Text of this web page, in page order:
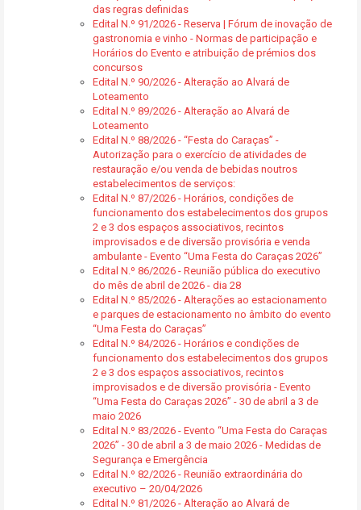
das regras definidas
Edital N.º 91/2026 - Reserva | Fórum de inovação de
gastronomia e vinho - Normas de participação e
Horários do Evento e atribuição de prémios dos
concursos
Edital N.º 90/2026 - Alteração ao Alvará de
Loteamento
Edital N.º 89/2026 - Alteração ao Alvará de
Loteamento
Edital N.º 88/2026 - “Festa do Caraças” -
Autorização para o exercício de atividades de
restauração e/ou venda de bebidas noutros
estabelecimentos de serviços:
Edital N.º 87/2026 - Horários, condições de
funcionamento dos estabelecimentos dos grupos
2 e 3 dos espaços associativos, recintos
improvisados e de diversão provisória e venda
ambulante - Evento “Uma Festa do Caraças 2026”
Edital N.º 86/2026 - Reunião pública do executivo
do mês de abril de 2026 - dia 28
Edital N.º 85/2026 - Alterações ao estacionamento
e parques de estacionamento no âmbito do evento
“Uma Festa do Caraças”
Edital N.º 84/2026 - Horários e condições de
funcionamento dos estabelecimentos dos grupos
2 e 3 dos espaços associativos, recintos
improvisados e de diversão provisória - Evento
“Uma Festa do Caraças 2026” - 30 de abril a 3 de
maio 2026
Edital N.º 83/2026 - Evento “Uma Festa do Caraças
2026” - 30 de abril a 3 de maio 2026 - Medidas de
Segurança e Emergência
Edital N.º 82/2026 - Reunião extraordinária do
executivo – 20/04/2026
Edital N.º 81/2026 - Alteração ao Alvará de